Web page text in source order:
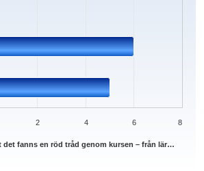
det fanns en röd tråd genom kursen – från lär…
2 4 6 8